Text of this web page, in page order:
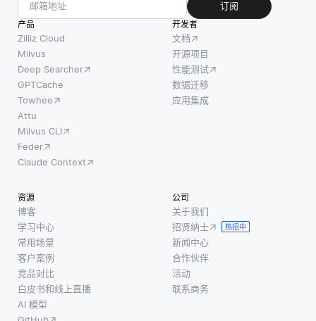
订阅
产品
Zilliz Cloud
Milvus
Deep Searcher
GPTCache
Towhee
Attu
Milvus CLI
Feder
Claude Context
开发者
文档
开源项目
性能测试
数据迁移
应用集成
资源
博客
学习中心
常用场景
客户案例
竞品对比
白皮书和线上直播
AI 模型
公司
关于我们
招贤纳士
热招中
新闻中心
合作伙伴
活动
联系商务